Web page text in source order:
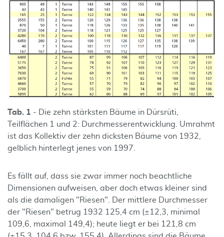
Tab. 1 - Die zehn stärksten Bäume in Dürsrüti,
Teilflächen 1 und 2: Durchmesserentwicklung. Umrahmt
ist das Kollektiv der zehn dicksten Bäume von 1932,
gelblich hinterlegt jenes von 1997.
Es fällt auf, dass sie zwar immer noch beachtliche
Dimensionen aufweisen, aber doch etwas kleiner sind
als die damaligen "Riesen". Der mittlere Durchmesser
der "Riesen" betrug 1932 125,4 cm (±12,3, minimal
109,6, maximal 149,4); heute liegt er bei 121,8 cm